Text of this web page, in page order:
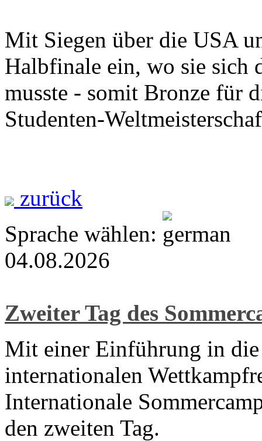
Mit Siegen über die USA
Halbfinale ein, wo sie sich
musste - somit Bronze für
Studenten-
zurück
Sprache wählen:
04.08.2026
Zweiter Tag des
Mit einer Einführung in die
internationalen
Internationale
den zweiten Tag.